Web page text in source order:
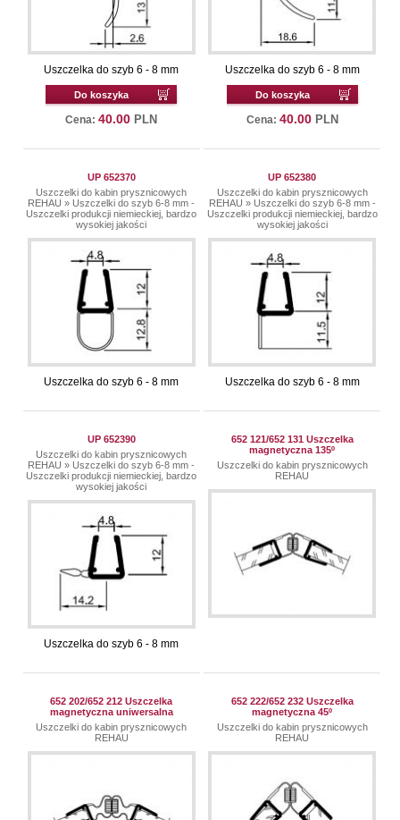
Uszczelka do szyb 6 - 8 mm
Do koszyka
Cena: 40.00 PLN
Uszczelka do szyb 6 - 8 mm
Do koszyka
Cena: 40.00 PLN
UP 652370
Uszczelki do kabin prysznicowych
REHAU »Uszczelki do szyb 6-8 mm -
Uszczelki produkcji niemieckiej, bardzo
wysokiej jakości
Uszczelka do szyb 6 - 8 mm
UP 652380
Uszczelki do kabin prysznicowych
REHAU » Uszczelki do szyb 6-8 mm -
Uszczelki produkcji niemieckiej, bardzo
wysokiej jakości
Uszczelka do szyb 6 - 8 mm
UP 652390
Uszczelki do kabin prysznicowych
REHAU »Uszczelki do szyb 6-8 mm -
Uszczelki produkcji niemieckiej, bardzo
wysokiej jakości
Uszczelka do szyb 6 - 8 mm
652 121/652 131 Uszczelka
magnetyczna 135º
Uszczelki do kabin prysznicowych
REHAU
652 202/652 212 Uszczelka
magnetyczna uniwersalna
Uszczelki do kabin prysznicowych
REHAU
652 222/652 232 Uszczelka
magnetyczna 45º
Uszczelki do kabin prysznicowych
REHAU